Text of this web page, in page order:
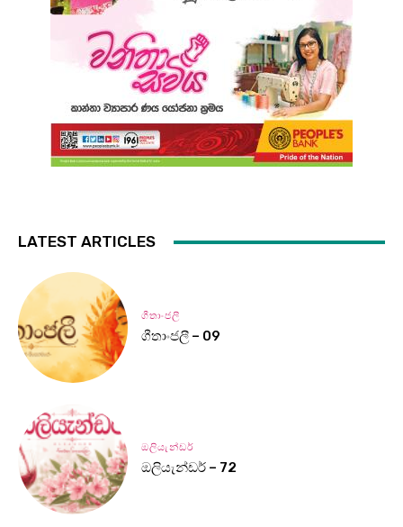
LATEST ARTICLES
ගීතාංජලී
ගීතාංජලී – 09
ඔලියැන්ඩර්
ඔලියැන්ඩර් – 72